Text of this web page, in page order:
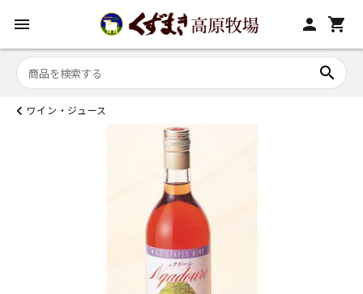
menu person shopping_cart
search
ワイン・ジュース